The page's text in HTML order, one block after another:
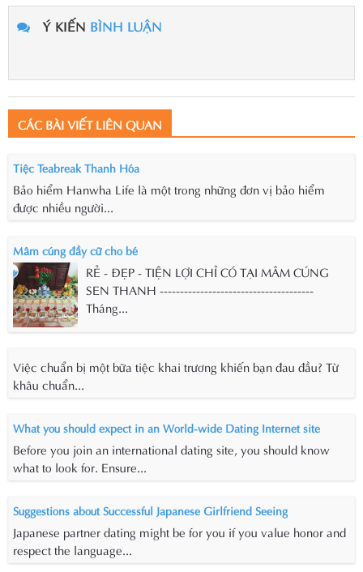
Ý KIẾN BÌNH LUẬN
CÁC BÀI VIẾT LIÊN QUAN
Tiệc Teabreak Thanh Hóa
Bảo hiểm Hanwha Life là một trong những đơn vị bảo hiểm
được nhiều người...
Mâm cúng đầy cữ cho bé
RẺ - ĐẸP - TIỆN LỢI CHỈ CÓ TẠI MÂM CÚNG
SEN THANH --------------------------------------
Tháng...
Việc chuẩn bị một bữa tiệc khai trương khiến bạn đau đầu? Từ
khâu chuẩn...
What you should expect in an World-wide Dating Internet site
Before you join an international dating site, you should know
what to look for. Ensure...
Suggestions about Successful Japanese Girlfriend Seeing
Japanese partner dating might be for you if you value honor and
respect the language...